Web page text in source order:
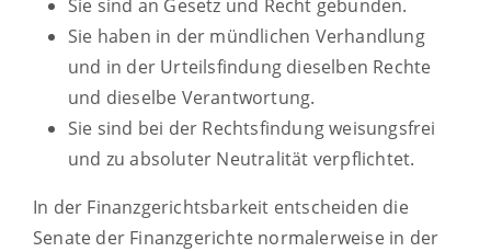
Sie sind an Gesetz und Recht gebunden.
Sie haben in der mündlichen Verhandlung
und in der Urteilsfindung dieselben Rechte
und dieselbe Verantwortung.
Sie sind bei der Rechtsfindung weisungsfrei
und zu absoluter Neutralität verpflichtet.
In der Finanzgerichtsbarkeit entscheiden die
Senate der Finanzgerichte normalerweise in der